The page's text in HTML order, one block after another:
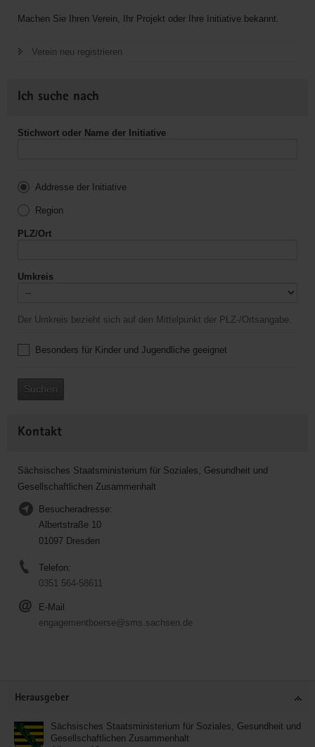
Machen Sie Ihren Verein, Ihr Projekt oder Ihre Initiative bekannt.
Verein neu registrieren
Ich suche nach
Stichwort oder Name der Initiative
Addresse der Initiative
Region
PLZ/Ort
Umkreis
Der Umkreis bezieht sich auf den Mittelpunkt der PLZ-/Ortsangabe.
Besonders für Kinder und Jugendliche geeignet
Suchen
Kontakt
Sächsisches Staatsministerium für Soziales, Gesundheit und
Gesellschaftlichen Zusammenhalt
Besucheradresse:
Albertstraße 10
01097 Dresden
Telefon:
0351 564-58611
E-Mail
engagementboerse@sms.sachsen.de
Herausgeber
Sächsisches Staatsministerium für Soziales, Gesundheit und
Gesellschaftlichen Zusammenhalt